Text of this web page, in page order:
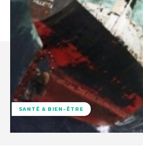
SANTÉ & BIEN-ÊTRE